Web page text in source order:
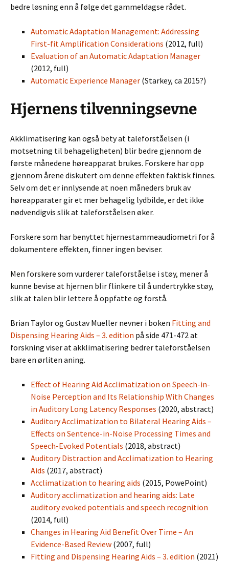
bedre løsning enn å følge det gammeldagse rådet.
Automatic Adaptation Management: Addressing
First-fit Amplification Considerations (2012, full)
Evaluation of an Automatic Adaptation Manager
(2012, full)
Automatic Experience Manager (Starkey, ca 2015?)
Hjernens tilvenningsevne
Akklimatisering kan også bety at taleforståelsen (i
motsetning til behageligheten) blir bedre gjennom de
første månedene høreapparat brukes. Forskere har opp
gjennom årene diskutert om denne effekten faktisk finnes.
Selv om det er innlysende at noen måneders bruk av
høreapparater gir et mer behagelig lydbilde, er det ikke
nødvendigvis slik at taleforståelsen øker.
Forskere som har benyttet hjernestammeaudiometri for å
dokumentere effekten, finner ingen beviser.
Men forskere som vurderer taleforståelse i støy, mener å
kunne bevise at hjernen blir flinkere til å undertrykke støy,
slik at talen blir lettere å oppfatte og forstå.
Brian Taylor og Gustav Mueller nevner i boken Fitting and
Dispensing Hearing Aids – 3. edition på side 471-472 at
forskning viser at akklimatisering bedrer taleforståelsen
bare en ørliten aning.
Effect of Hearing Aid Acclimatization on Speech-in-
Noise Perception and Its Relationship With Changes
in Auditory Long Latency Responses (2020, abstract)
Auditory Acclimatization to Bilateral Hearing Aids –
Effects on Sentence-in-Noise Processing Times and
Speech-Evoked Potentials (2018, abstract)
Auditory Distraction and Acclimatization to Hearing
Aids (2017, abstract)
Acclimatization to hearing aids (2015, PowePoint)
Auditory acclimatization and hearing aids: Late
auditory evoked potentials and speech recognition
(2014, full)
Changes in Hearing Aid Benefit Over Time – An
Evidence-Based Review (2007, full)
Fitting and Dispensing Hearing Aids – 3. edition (2021)